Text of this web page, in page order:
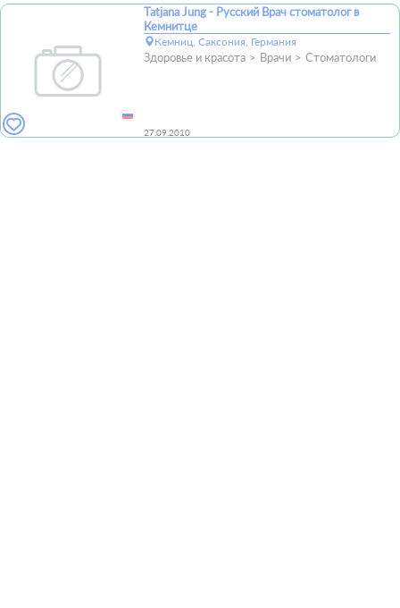
Tatjana Jung - Русский Врач стоматолог в
Кемнитце
Кемниц, Саксония, Германия
Здоровье и красота Врачи Стоматологи
27.09.2010